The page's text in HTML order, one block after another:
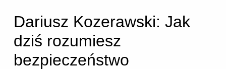
Dariusz Kozerawski: Jak
dziś rozumiesz
bezpieczeństwo